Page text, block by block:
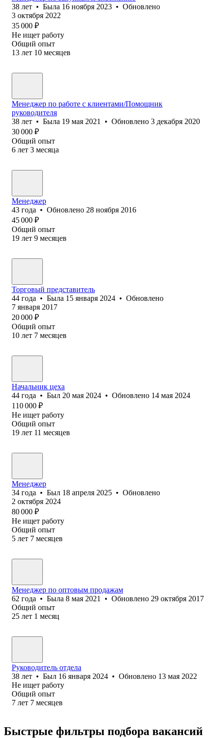
38 лет • Была 16 ноября 2023 • Обновлено
3 октября 2022
35 000 ₽
Не ищет работу
Общий опыт
13 лет 10 месяцев
Менеджер по работе с клиентами/Помощник
руководителя
38 лет • Была 19 мая 2021 • Обновлено 3 декабря 2020
30 000 ₽
Общий опыт
6 лет 3 месяца
Менеджер
43 года • Обновлено 28 ноября 2016
45 000 ₽
Общий опыт
19 лет 9 месяцев
Торговый представитель
44 года • Была 15 января 2024 • Обновлено
7 января 2017
20 000 ₽
Общий опыт
10 лет 7 месяцев
Начальник цеха
44 года • Был 20 мая 2024 • Обновлено 14 мая 2024
110 000 ₽
Не ищет работу
Общий опыт
19 лет 11 месяцев
Менеджер
34 года • Был 18 апреля 2025 • Обновлено
2 октября 2024
80 000 ₽
Не ищет работу
Общий опыт
5 лет 7 месяцев
Менеджер по оптовым продажам
62 года • Была 8 мая 2021 • Обновлено 29 октября 2017
Общий опыт
25 лет 1 месяц
Руководитель отдела
38 лет • Был 16 января 2024 • Обновлено 13 мая 2022
Не ищет работу
Общий опыт
7 лет 7 месяцев
Быстрые фильтры подбора вакансий